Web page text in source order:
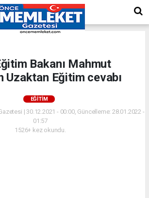
Bakanı Mahmut
Uzaktan Eğitim cevabı
EĞITIM
| 30.12.2021 - 00:00, Güncelleme: 28.01.2022 -
01:57
1526+ kez okundu.